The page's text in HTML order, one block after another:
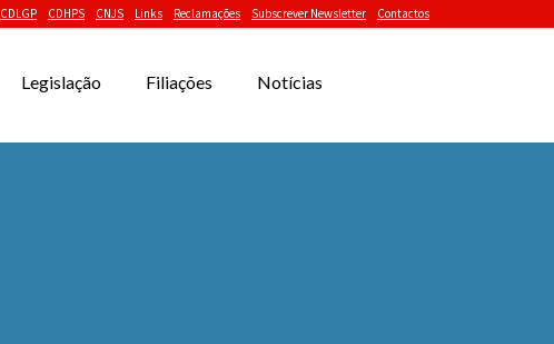
CDLGP CDHPS CNJS Links Reclamações Subscrever Newsletter Contactos
Legislação Filiações Notícias